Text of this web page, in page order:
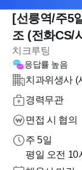
[선릉역/주5
조 (전화CS/
치크루팅
응답률 높음
치과위생사 (
경력무관
면접 시 협의
주 5일
평일 오전 10